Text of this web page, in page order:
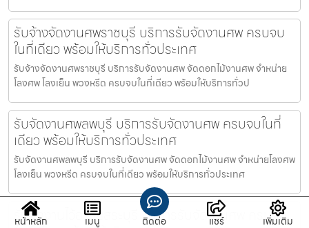
รับจ้างจัดงานศพราชบุรี บริการรับจัดงานศพ ครบจบ
ในที่เดียว พร้อมให้บริการทั่วประเทศ
รับจ้างจัดงานศพราชบุรี บริการรับจัดงานศพ จัดดอกไม้งานศพ จำหน่าย
โลงศพ โลงเย็น พวงหรีด ครบจบในที่เดียว พร้อมให้บริการทั่วป
รับจัดงานศพลพบุรี บริการรับจัดงานศพ ครบจบในที่
เดียว พร้อมให้บริการทั่วประเทศ
รับจัดงานศพลพบุรี บริการรับจัดงานศพ จัดดอกไม้งานศพ จำหน่ายโลงศพ
โลงเย็น พวงหรีด ครบจบในที่เดียว พร้อมให้บริการทั่วประเทศ
รับจัดงานไว้อาลัยสระบุรี บริการรับจัดงานศพ ครบจบ
หน้าหลัก เมนู ติดต่อ แชร์ เพิ่มเติม